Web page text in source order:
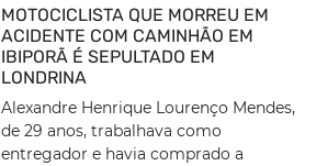
MOTOCICLISTA QUE MORREU EM
ACIDENTE COM CAMINHÃO EM
IBIPORÃ É SEPULTADO EM
LONDRINA
Alexandre Henrique Lourenço Mendes,
de 29 anos, trabalhava como
entregador e havia comprado a